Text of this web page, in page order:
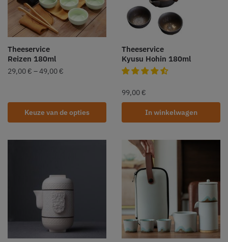
Theeservice
Reizen 180ml
29,00 € –49,00 €
Keuze van de opties
Theeservice
Kyusu Hohin 180ml
99,00 €
In winkelwagen